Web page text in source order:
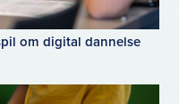
om digital dannelse